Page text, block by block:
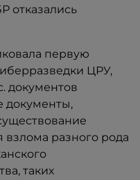
отказались
первую
ЦРУ,
документов
документы,
разного рода
таких